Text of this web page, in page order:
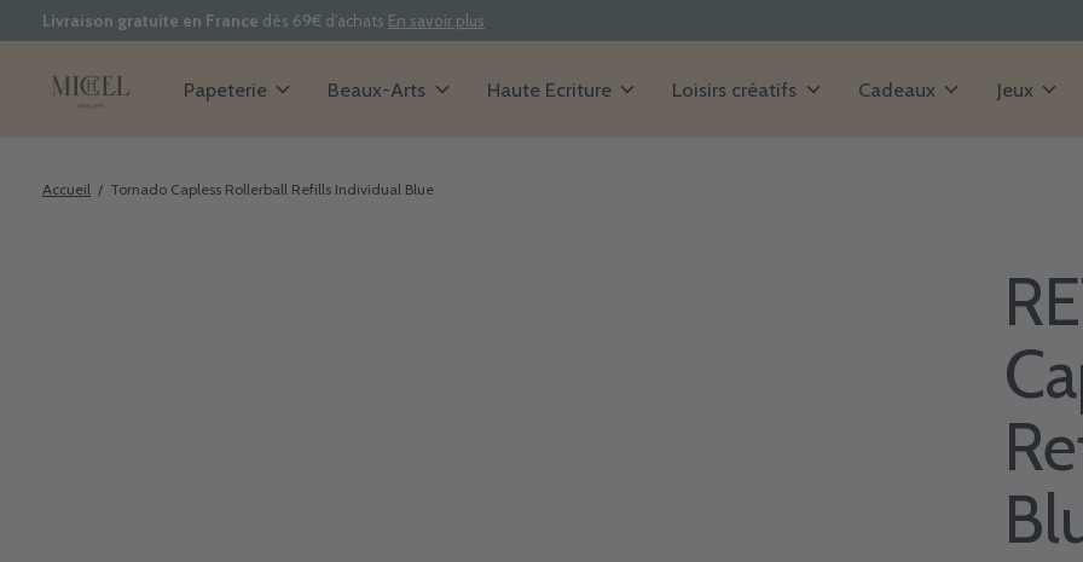
Livraison gratuite en France dès 69€ d'achats En savoir plus
Papeterie Beaux-Arts Haute Ecriture Loisirs créatifs Cadeaux Jeux
Accueil / Tornado Capless Rollerball Refills Individual Blue